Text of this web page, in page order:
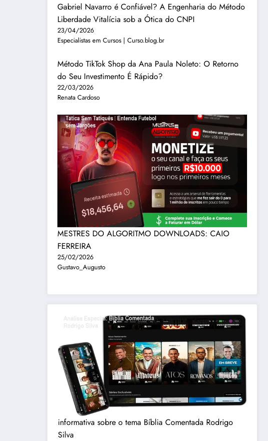
Gabriel Navarro é Confiável? A Engenharia do Método
Liberdade Vitalícia sob a Ótica do CNPI
23/04/2026
Especialistas em Cursos | Curso.blog.br
Método TikTok Shop da Ana Paula Noleto: O Retorno
do Seu Investimento É Rápido?
22/03/2026
Renata Cardoso
MESTRES DO ALGORITMO DOWNLOADS: CAIO
FERREIRA
25/02/2026
Gustavo_Augusto
informativa sobre o tema Bíblia Comentada Rodrigo
Silva